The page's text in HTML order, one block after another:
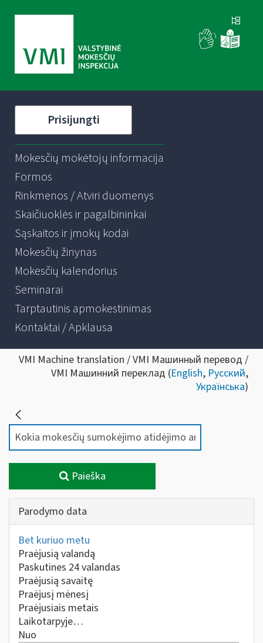
Prisijungti
Mokesčių mokėtojų informacija
Formos
Rinkmenos / Atviri duomenys
Skaičiuoklės ir pagalbininkai
Sąskaitos ir įmokų kodai
Mokesčių žinynas
Mokesčių kalendorius
Seminarai
Tarptautinis apmokestinimas
Kontaktai / Apklausa
VMI Machine translation / VMI Машинный перевод /
VMI Машинний переклад (English, Русский,
Українська)
Paieška
Parodymo data
Bet kuriuo metu
Praėjusią valandą
Paskutines 24 valandas
Praėjusią savaitę
Praėjusį mėnesį
Praėjusiais metais
Laikotarpyje…
Nuo